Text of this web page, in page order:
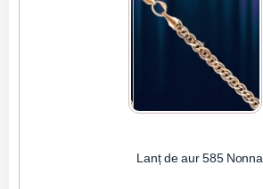
Lanț de aur 585 Nonna